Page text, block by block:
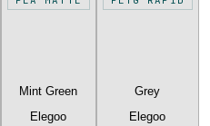
Mint Green
Elegoo
Grey
Elegoo